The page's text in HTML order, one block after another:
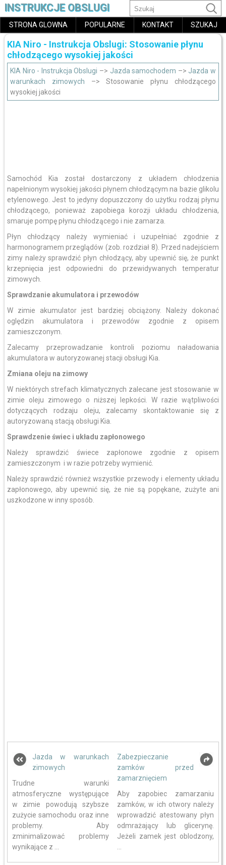
INSTRUKCJE OBSLUGI
STRONA GLOWNA POPULARNE KONTAKT SZUKAJ
KIA Niro - Instrukcja Obslugi: Stosowanie płynu
chłodzącego wysokiej jakości
KIA Niro - Instrukcja Obslugi –> Jazda samochodem –> Jazda w
warunkach zimowych –> Stosowanie płynu chłodzącego
wysokiej jakości
Samochód Kia został dostarczony z układem chłodzenia
napełnionym wysokiej jakości płynem chłodzącym na bazie glikolu
etylenowego. Jest to jedyny dopuszczony do użytku rodzaj płynu
chłodzącego, ponieważ zapobiega korozji układu chłodzenia,
smaruje pompę płynu chłodzącego i nie zamarza.
Płyn chłodzący należy wymieniać i uzupełniać zgodnie z
harmonogramem przeglądów (zob. rozdział 8). Przed nadejściem
zimy należy sprawdzić płyn chłodzący, aby upewnić się, że punkt
krzepnięcia jest odpowiedni do przewidywanych temperatur
zimowych.
Sprawdzanie akumulatora i przewodów
W zimie akumulator jest bardziej obciążony. Należy dokonać
oględzin akumulatora i przewodów zgodnie z opisem
zamieszczonym.
Zalecamy przeprowadzanie kontroli poziomu naładowania
akumulatora w autoryzowanej stacji obsługi Kia.
Zmiana oleju na zimowy
W niektórych strefach klimatycznych zalecane jest stosowanie w
zimie oleju zimowego o niższej lepkości. W razie wątpliwości
dotyczących rodzaju oleju, zalecamy skontaktowanie się z
autoryzowaną stacją obsługi Kia.
Sprawdzenie świec i układu zapłonowego
Należy sprawdzić świece zapłonowe zgodnie z opisem
zamieszczonym i w razie potrzeby wymienić.
Należy sprawdzić również wszystkie przewody i elementy układu
zapłonowego, aby upewnić się, że nie są popękane, zużyte ani
uszkodzone w inny sposób.
Jazda w warunkach
zimowych
Trudne warunki
atmosferyczne występujące
w zimie powodują szybsze
zużycie samochodu oraz inne
problemy. Aby
zminimalizować problemy
wynikające z ...
Zabezpieczanie
zamków przed
zamarznięciem
Aby zapobiec zamarzaniu
zamków, w ich otwory należy
wprowadzić atestowany płyn
odmrażający lub glicerynę.
Jeżeli zamek jest oblodzony,